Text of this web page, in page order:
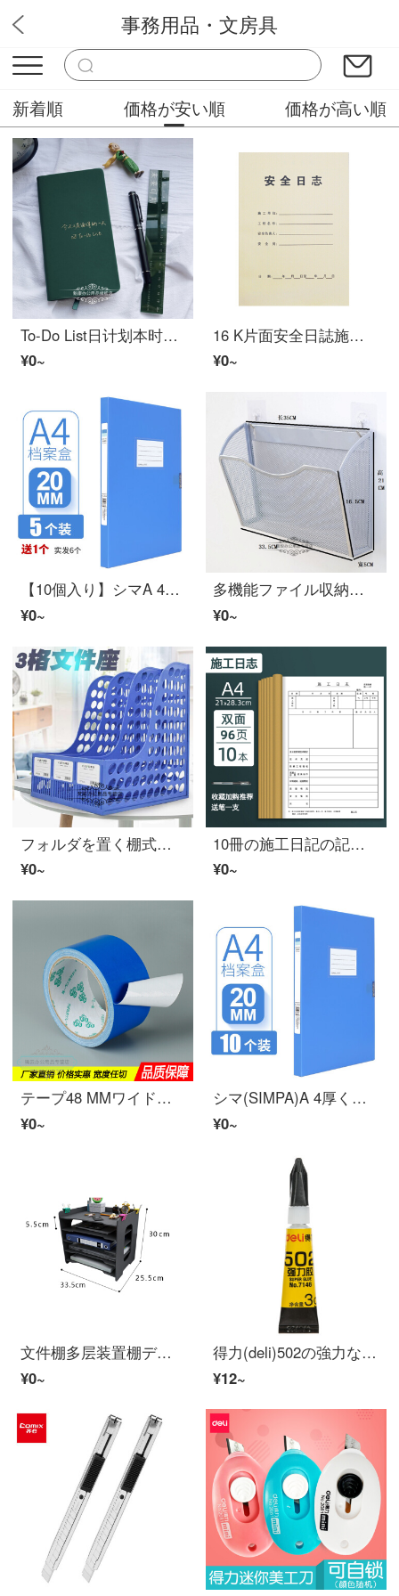
Cｈ文房
事務用品・文房具
新着順 価格が安い順 価格が高い順
To-Do List日计划本时间管理自填式スケジュール帳2021年能率手册能率本創造性学生文具 墨绿色
¥0~
16 K片面安全日誌施工日記5冊入り10本入りの建築業界で使用されているクラフト紙のカバーテープは38ページオーフォス安全日誌(5本入り)
¥0~
【10個入り】シマA 4プラスチックファイルケース55厚するファンキーオーダー【背幅20 mm】6個入りブルー
¥0~
多機能ファイル収納棚デスクトップ鉄芸新聞雑誌整理棚壁掛文具資料置物箱銀色(単層)
¥0~
フォルダを置く棚式デスクトップファイル収納スタンド材料棚資料棚書立枠単一三段ファイル棚
¥0~
10冊の施工日記の記録本が厚いです。通用する両面A 4安全工事建築現場監理ジャナール施工日誌/10冊入り/両面書き/96ページで約96日間書くことができます。
¥0~
テープ48 MMワイドカーペットゴム床テープdiy装飾ブルー強力防水力4 CM幅*10メートル長さ
¥0~
シマ(SIMPA)A 4厚くて、ファンキー用品卸売カスタムファイルファンキーボックス幅20 mm【10の標準】
¥0~
文件棚多层装置棚デスクトップファイル収納棚a 4资料棚クリエイティブデスクの上にあるファウルボックスフォルダ収納ファイル棚多层オーフ室整理棚組立棚棚棚黒五段ファイル棚
¥0~
得力(deli)502の強力な接着性プラスチック/金属/ガラス/セラミック7146 1本の包装
¥12~